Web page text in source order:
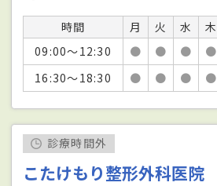
時間 月 火 水 木
09:00～12:30
● ● ● ●
16:30～18:30
● ● ● ●
診療時間外
こたけもり整形外科医院